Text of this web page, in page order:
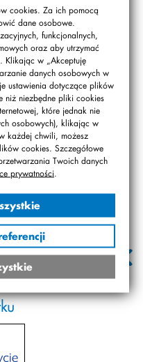
cookies. Za ich pomocą
dane osobowe.
funkcjonalnych,
oraz aby utrzymać
Klikając w „Akceptuję
danych osobowych w
ustawienia dotyczące plików
niż niezbędne pliki cookies
które jednak nie
osobowych), klikając w
każdej chwili, możesz
cookies. Szczegółowe
Twoich danych
prywatności
lecie
Święto Szkoły,
szkoły. Przybyli
lub wykazywali
instytucji. Nie
zadań oraz
świetnie się
program
Zapraszamy za